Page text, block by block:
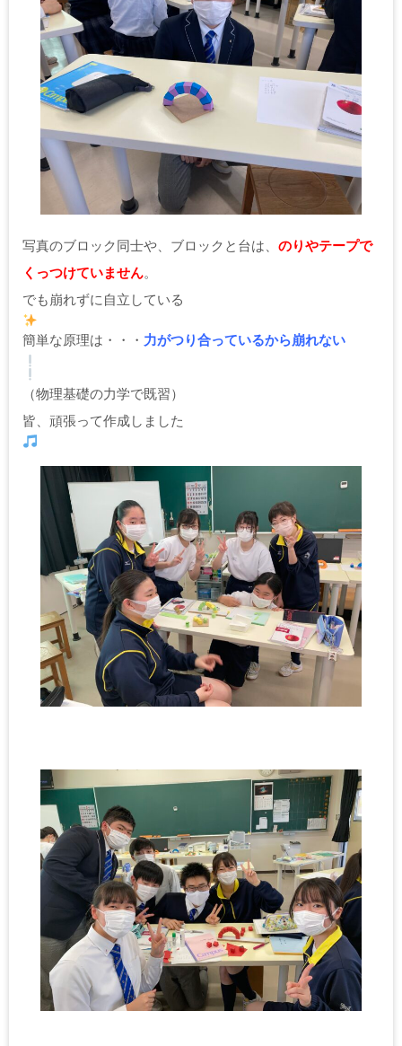
写真のブロック同士や、ブロックと台は、 のりやテープで
くっつけていません。
でも崩れずに自立している
簡単な原理は・・・ 力がつり合っているから崩れない
（物理基礎の力学で既習）
皆、頑張って作成しました